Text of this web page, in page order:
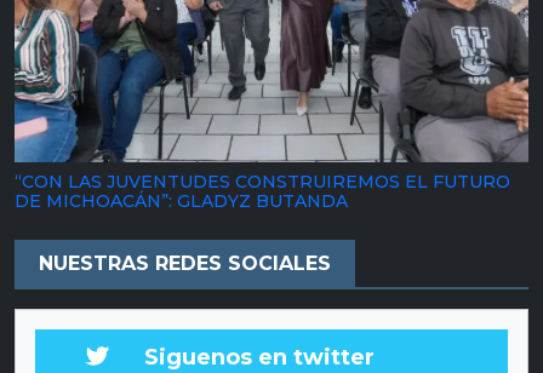
“CON LAS JUVENTUDES CONSTRUIREMOS EL FUTURO
DE MICHOACÁN”: GLADYZ BUTANDA
NUESTRAS REDES SOCIALES
Siguenos en twitter